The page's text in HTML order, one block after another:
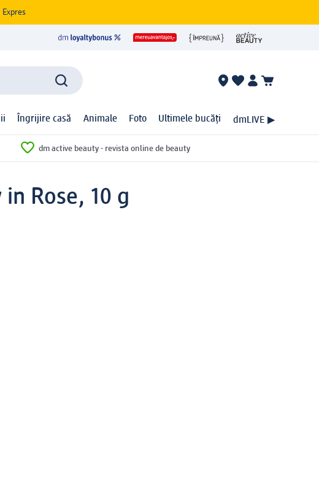
Îngrijire casă Animale Foto Ultimele bucăți dmLIVE ▶
dm active beauty - revista online de beauty
Rose, 10 g